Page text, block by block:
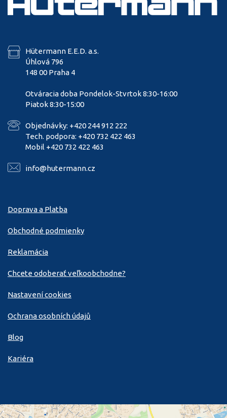
Hütermann E.E.D. a.s.
Úhlová 796
148 00 Praha 4
Otváracia doba Pondelok-Stvrtok 8:30-16:00
Piatok 8:30-15:00
Objednávky: +420 244 912 222
Tech. podpora: +420 732 422 463
Mobil +420 732 422 463
info@hutermann.cz
Doprava a Platba
Obchodné podmienky
Reklamácia
Chcete odoberať veľkoobchodne?
Nastavení cookies
Ochrana osobních údajů
Blog
Kariéra